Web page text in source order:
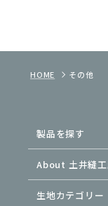
HOME その他
製品を探す
About 土井縫
生地カテゴリー